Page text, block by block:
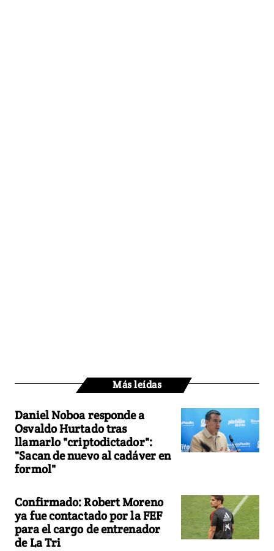
Más leídas
Daniel Noboa responde a
Osvaldo Hurtado tras
llamarlo "criptodictador":
"Sacan de nuevo al cadáver en
formol"
Confirmado: Robert Moreno
ya fue contactado por la FEF
para el cargo de entrenador
de La Tri